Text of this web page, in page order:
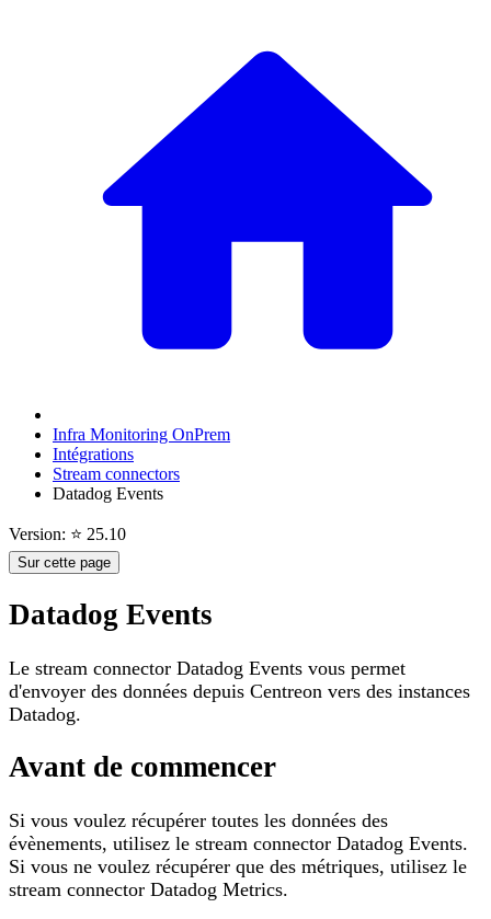
Infra Monitoring OnPrem
Intégrations
Stream connectors
Datadog Events
Version: ⭐ 25.10
Sur cette page
Datadog Events
Le stream connector Datadog Events vous permet
d'envoyer des données depuis Centreon vers des instances
Datadog.
Avant de commencer
Si vous voulez récupérer toutes les données des
évènements, utilisez le stream connector Datadog Events.
Si vous ne voulez récupérer que des métriques, utilisez le
stream connector Datadog Metrics.